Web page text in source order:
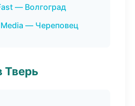
— Волгоград
— Череповец
Тверь